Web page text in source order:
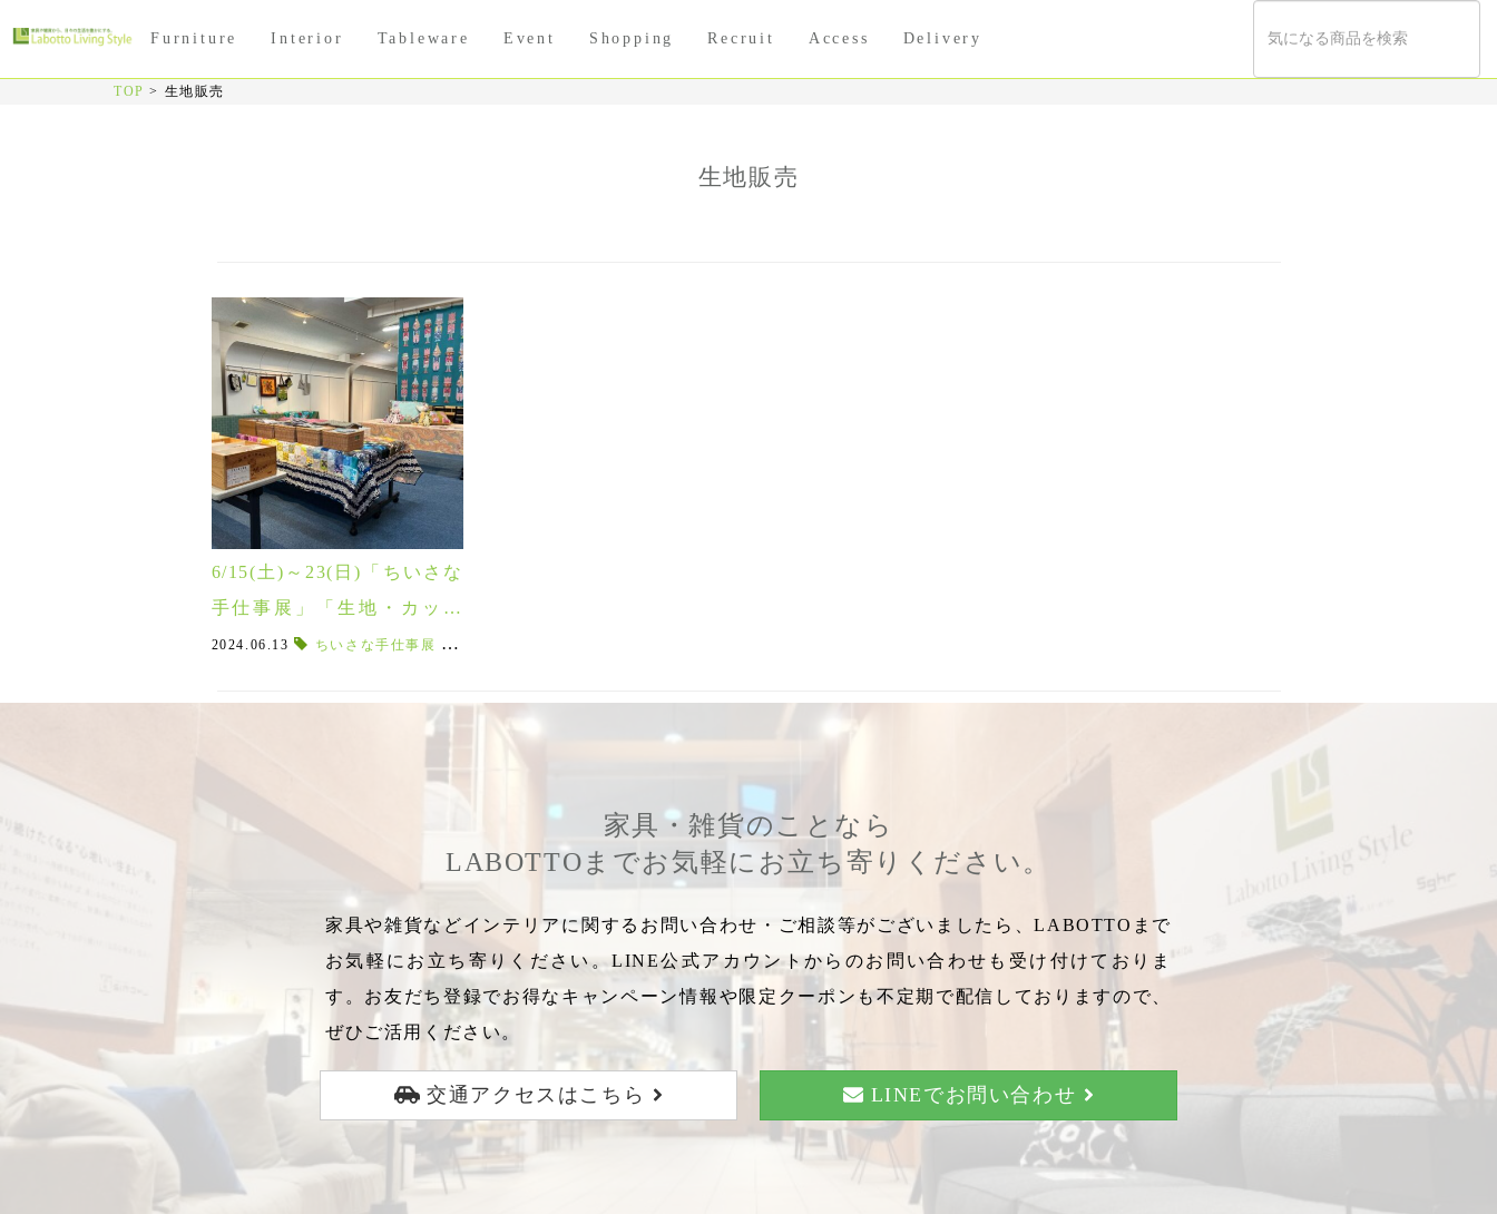
Furniture Interior Tableware Event Shopping Recruit Access Delivery
TOP > 生地販売
生地販売
6/15(土)～23(日)「ちいさな
手仕事展」「生地・カット
クロス販売会」同時開催！
2024.06.13 ちいさな手仕事展 生地販売
家具・雑貨のことなら
LABOTTOまでお気軽にお立ち寄りください。
家具や雑貨などインテリアに関するお問い合わせ・ご相談等がございましたら、LABOTTOまで
お気軽にお立ち寄りください。LINE公式アカウントからのお問い合わせも受け付けておりま
す。お友だち登録でお得なキャンペーン情報や限定クーポンも不定期で配信しておりますので、
ぜひご活用ください。
交通アクセスはこちら LINEでお問い合わせ